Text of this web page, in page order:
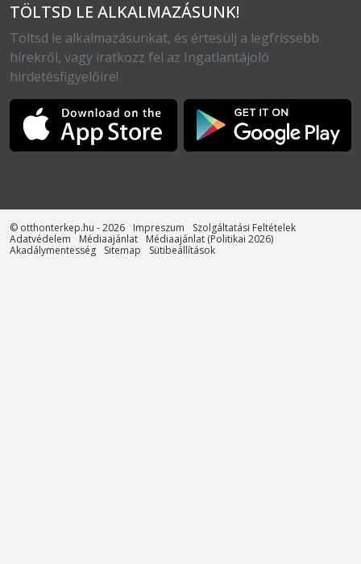
TÖLTSD LE ALKALMAZÁSUNK!
Töltsd le alkalmazásunkat, és értesülj a legfrissebb
hírekről, vagy iratkozz fel az Ingatlantájoló
hirdetésfigyelőire!
© otthonterkep.hu - 2026 Impreszum
Szolgáltatási Feltételek
Adatvédelem
Médiaajánlat
Médiaajánlat (Politikai 2026)
Akadálymentesség
Sitemap Sütibeállítások